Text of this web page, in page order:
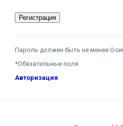
Пароль должен быть не менее 0
*Обязательные поля.
Авторизация